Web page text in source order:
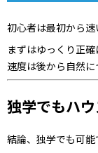
初心者は最初から速
まずはゆっくり正確
速度は後から自然に
独学でもハ
結論、独学でも可能